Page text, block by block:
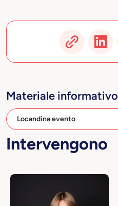
Materiale informativo
Locandina evento
Intervengono